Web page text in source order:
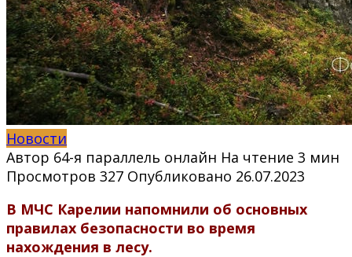
Новости
Автор 64-я параллель онлайн На чтение 3 мин
Просмотров 327 Опубликовано 26.07.2023
В МЧС Карелии напомнили об основных
правилах безопасности во время
нахождения в лесу.